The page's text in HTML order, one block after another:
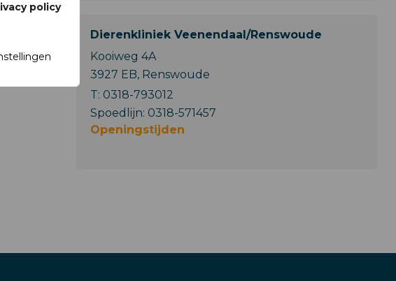
policy
Dierenkliniek Veenendaal/Renswoude
Kooiweg 4A
3927 EB, Renswoude
T: 0318-793012
Spoedlijn: 0318-571457
Openingstijden